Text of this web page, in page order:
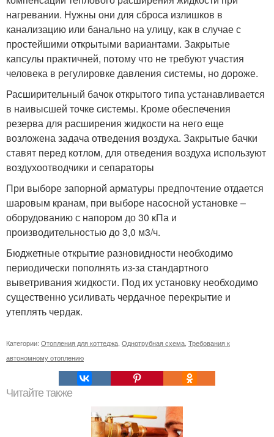
нагревании. Нужны они для сброса излишков в
канализацию или банально на улицу, как в случае с
простейшими открытыми вариантами. Закрытые
капсулы практичней, потому что не требуют участия
человека в регулировке давления системы, но дороже.
Расширительный бачок открытого типа устанавливается
в наивысшей точке системы. Кроме обеспечения
резерва для расширения жидкости на него еще
возложена задача отведения воздуха. Закрытые бачки
ставят перед котлом, для отведения воздуха используют
воздухоотводчики и сепараторы
При выборе запорной арматуры предпочтение отдается
шаровым кранам, при выборе насосной установке –
оборудованию с напором до 30 кПа и
производительностью до 3,0 м3/ч.
Бюджетные открытие разновидности необходимо
периодически пополнять из-за стандартного
выветривания жидкости. Под их установку необходимо
существенно усиливать чердачное перекрытие и
утеплять чердак.
Категории: Отопления для коттеджа Однотрубная схема Требования к
автономному отоплению
Читайте также